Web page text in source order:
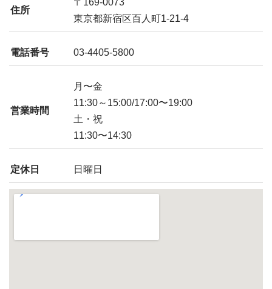
住所
〒169-0073
東京都新宿区百人町1-21-4
電話番号 03-4405-5800
営業時間
月〜金
11:30～15:00/17:00〜19:00
土・祝
11:30〜14:30
定休日 日曜日